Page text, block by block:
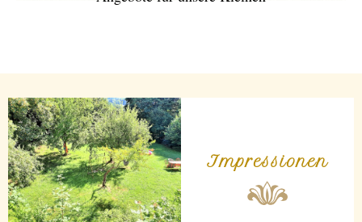
Impressionen